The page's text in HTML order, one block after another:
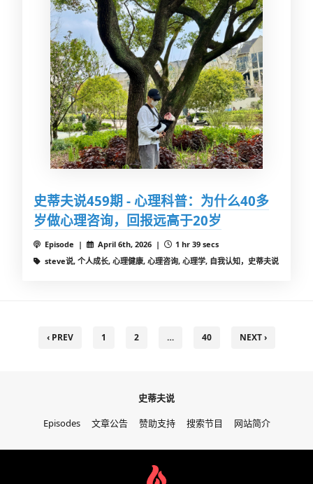
史蒂夫说459期 - 心理科普：为什么40多
岁做心理咨询，回报远高于20岁
Episode | April 6th, 2026 |
1 hr 39 secs
steve说, 个人成长, 心理健康, 心理咨询, 心理学, 自我认知，史蒂夫说
‹ PREV 1 2 … 40 NEXT ›
史蒂夫说
Episodes
文章公告 赞助支持 搜索节目 网站简介